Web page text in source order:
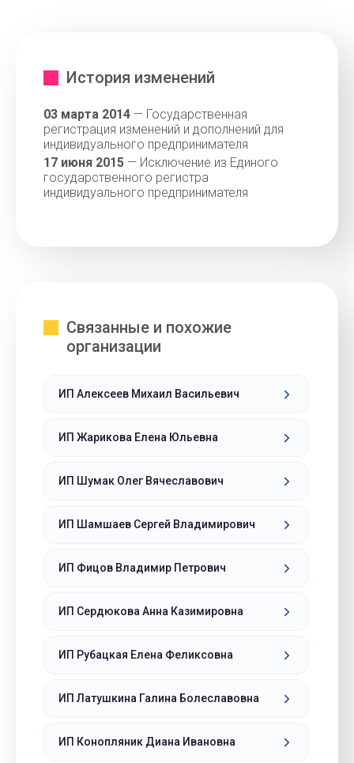
История изменений
03 марта 2014 — Государственная
регистрация изменений и дополнений для
индивидуального предпринимателя
17 июня 2015 — Исключение из Единого
государственного регистра
индивидуального предпринимателя
Связанные и похожие
организации
ИП Алексеев Михаил Васильевич
ИП Жарикова Елена Юльевна
ИП Шумак Олег Вячеславович
ИП Шамшаев Сергей Владимирович
ИП Фицов Владимир Петрович
ИП Сердюкова Анна Казимировна
ИП Рубацкая Елена Феликсовна
ИП Латушкина Галина Болеславовна
ИП Конопляник Диана Ивановна